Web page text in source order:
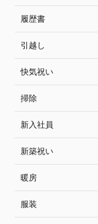
履歴書
引越し
快気祝い
掃除
新入社員
新築祝い
暖房
服装